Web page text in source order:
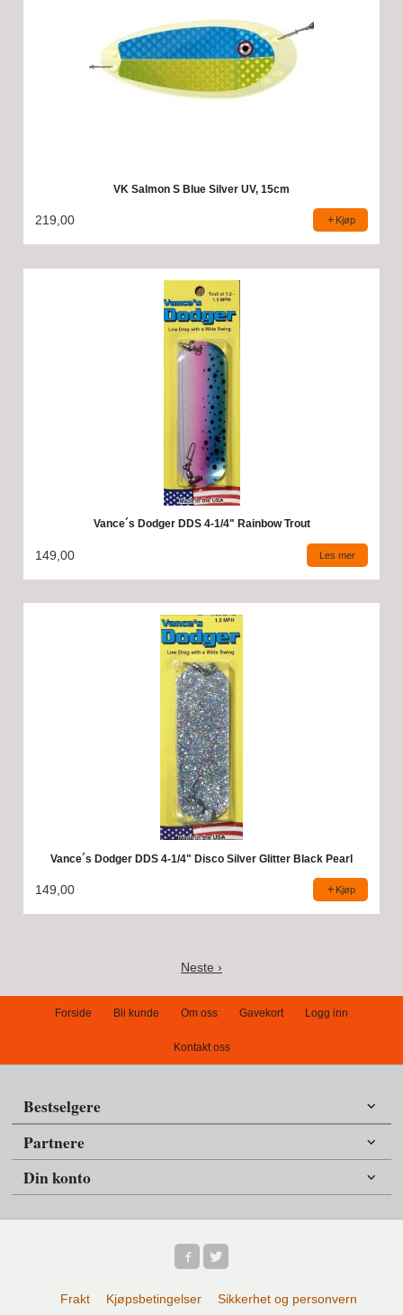
VK Salmon S Blue Silver UV, 15cm
219,00 Kjøp
Vance´s Dodger DDS 4-1/4" Rainbow Trout
149,00 Les mer
Vance´s Dodger DDS 4-1/4" Disco Silver Glitter Black Pearl
149,00 Kjøp
Neste ›
Forside Bli kunde Om oss Gavekort Logg inn
Kontakt oss
Bestselgere
Partnere
Din konto
Frakt Kjøpsbetingelser Sikkerhet og personvern